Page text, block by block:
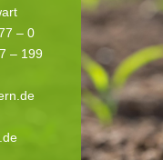
– 0
– 199